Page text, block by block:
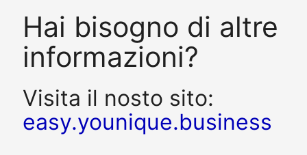
Hai bisogno di altre
informazioni?
Visita il nosto sito:
easy.younique.business